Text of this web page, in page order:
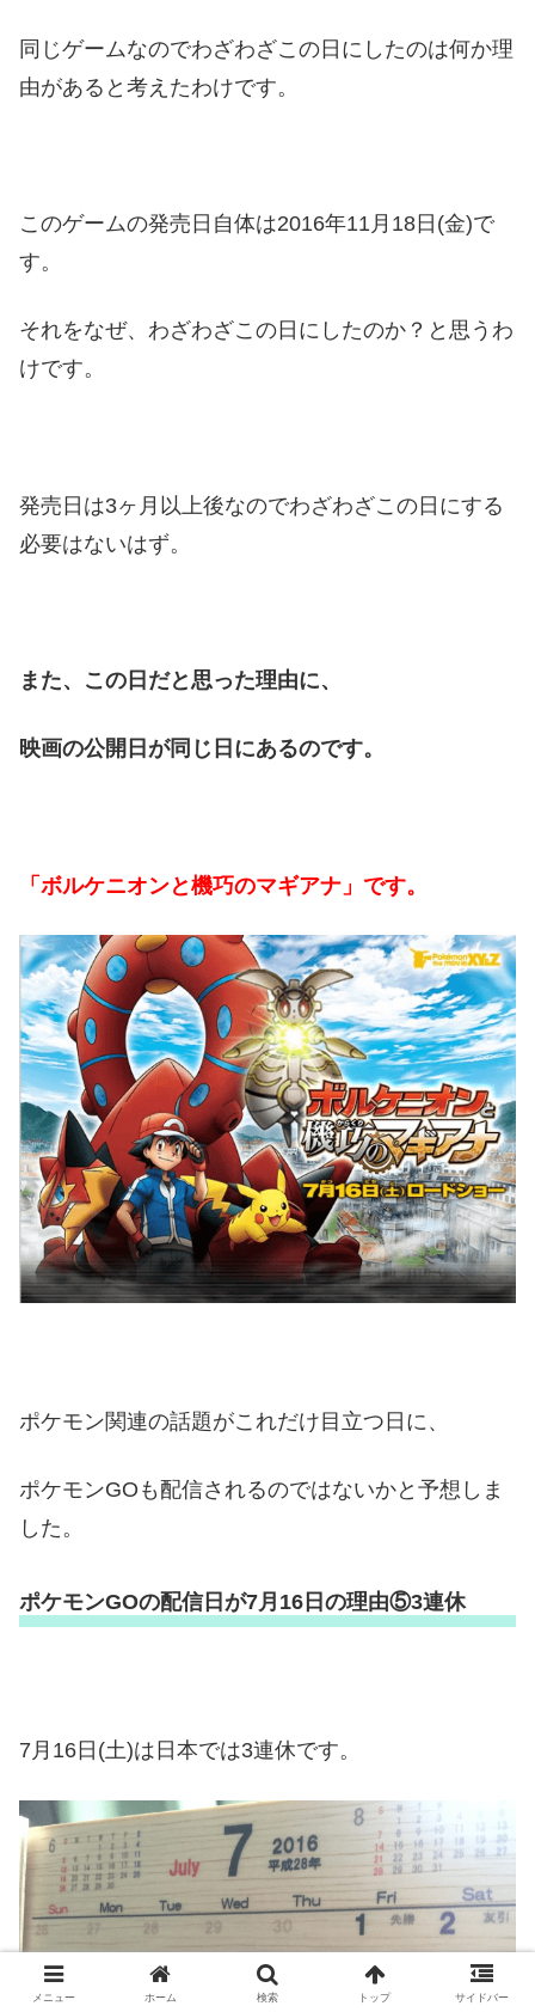
同じゲームなのでわざわざこの日にしたのは何か理
由があると考えたわけです。
このゲームの発売日自体は2016年11月18日(金)で
す。
それをなぜ、わざわざこの日にしたのか？と思うわ
けです。
発売日は3ヶ月以上後なのでわざわざこの日にする
必要はないはず。
また、この日だと思った理由に、
映画の公開日が同じ日にあるのです。
「ボルケニオンと機巧のマギアナ」です。
ポケモン関連の話題がこれだけ目立つ日に、
ポケモンGOも配信されるのではないかと予想しま
した。
ポケモンGOの配信日が7月16日の理由⑤3連休
7月16日(土)は日本では3連休です。
メニュー ホーム 検索 トップ サイドバー